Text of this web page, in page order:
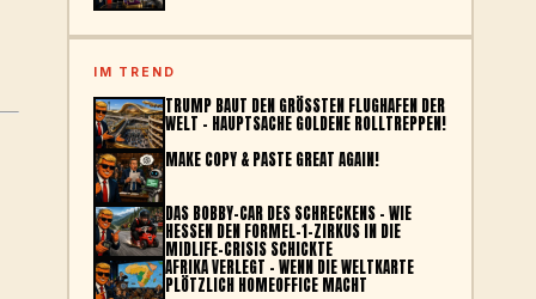
IM TREND
TRUMP BAUT DEN GRÖSSTEN FLUGHAFEN DER W
ELT – HAUPTSACHE GOLDENE ROLLTREPPEN!
MAKE COPY & PASTE GREAT AGAIN!
DAS BOBBY-CAR DES SCHRECKENS – WIE
HESSEN DEN FORMEL-1-ZIRKUS IN DIE
MIDLIFE-CRISIS SCHICKTE
AFRIKA VERLEGT – WENN DIE WELTKARTE
PLÖTZLICH HOMEOFFICE MACHT